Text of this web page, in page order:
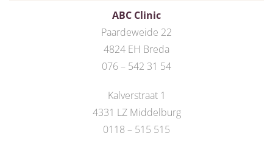
ABC Clinic
Paardeweide 22
4824 EH Breda
076 – 542 31 54
Kalverstraat 1
4331 LZ Middelburg
0118 – 515 515